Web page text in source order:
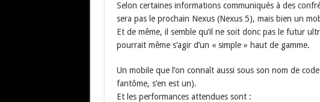
Selon certaines informations communiqués à des
sera pas le prochain Nexus (Nexus 5), mais bien un
Et de même, il semble qu’il ne soit donc pas le futur
pourrait même s’agir d’un « simple » haut de gamme.
Un mobile que l’on connaît aussi sous son nom de
fantôme, s’en est un).
Et les performances attendues sont :